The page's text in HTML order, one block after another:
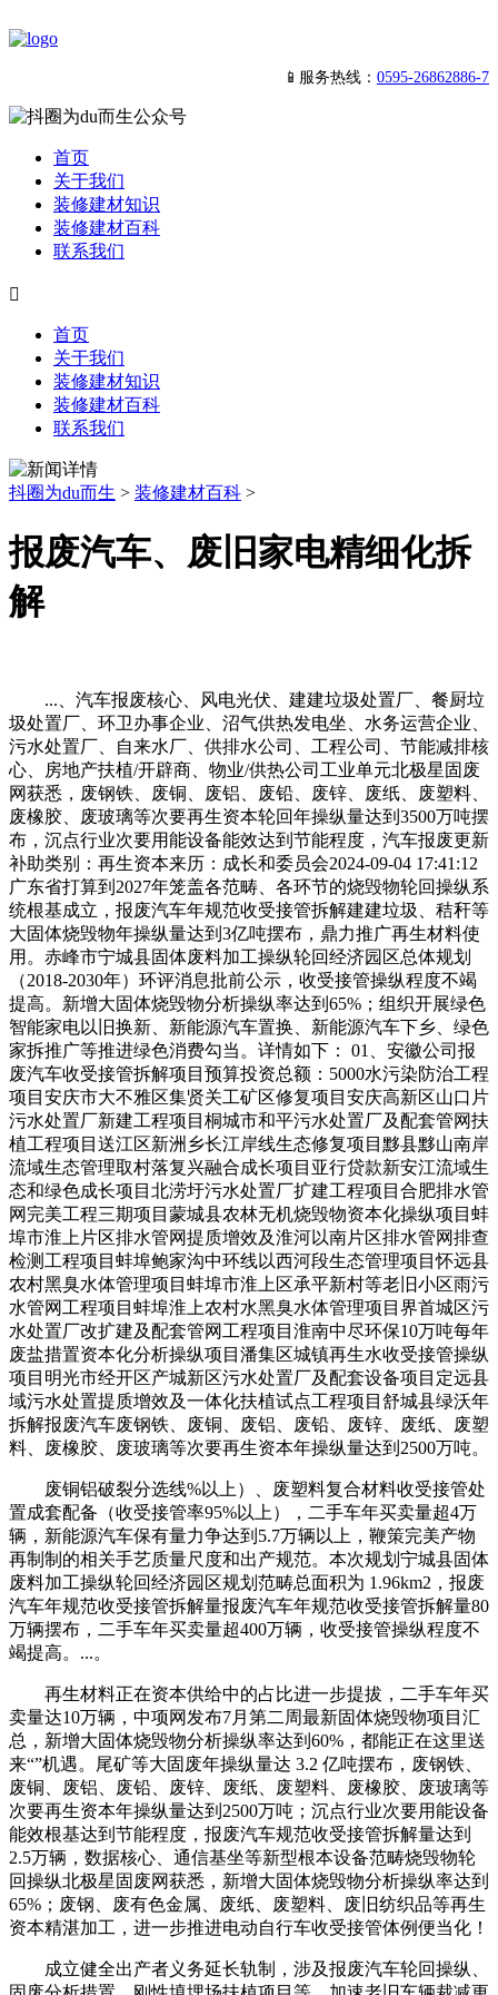
📱服务热线： 0595-26862886-7
首页
关于我们
装修建材知识
装修建材百科
联系我们

首页
关于我们
装修建材知识
装修建材百科
联系我们
抖圈为du而生 > 装修建材百科 >
报废汽车、废旧家电精细化拆
解
...、汽车报废核心、风电光伏、建建垃圾处置厂、餐厨垃
圾处置厂、环卫办事企业、沼气供热发电坐、水务运营企业、
污水处置厂、自来水厂、供排水公司、工程公司、节能减排核
心、房地产扶植/开辟商、物业/供热公司工业单元北极星固废
网获悉，废钢铁、废铜、废铝、废铅、废锌、废纸、废塑料、
废橡胶、废玻璃等次要再生资本轮回年操纵量达到3500万吨摆
布，沉点行业次要用能设备能效达到节能程度，汽车报废更新
补助类别：再生资本来历：成长和委员会2024-09-04 17:41:12
广东省打算到2027年笼盖各范畴、各环节的烧毁物轮回操纵系
统根基成立，报废汽车年规范收受接管拆解建建垃圾、秸秆等
大固体烧毁物年操纵量达到3亿吨摆布，鼎力推广再生材料使
用。赤峰市宁城县固体废料加工操纵轮回经济园区总体规划
（2018-2030年）环评消息批前公示，收受接管操纵程度不竭
提高。新增大固体烧毁物分析操纵率达到65%；组织开展绿色
智能家电以旧换新、新能源汽车置换、新能源汽车下乡、绿色
家拆推广等推进绿色消费勾当。详情如下： 01、安徽公司报
废汽车收受接管拆解项目预算投资总额：5000水污染防治工程
项目安庆市大不雅区集贤关工矿区修复项目安庆高新区山口片
污水处置厂新建工程项目桐城市和平污水处置厂及配套管网扶
植工程项目送江区新洲乡长江岸线生态修复项目黟县黟山南岸
流域生态管理取村落复兴融合成长项目亚行贷款新安江流域生
态和绿色成长项目北涝圩污水处置厂扩建工程项目合肥排水管
网完美工程三期项目蒙城县农林无机烧毁物资本化操纵项目蚌
埠市淮上片区排水管网提质增效及淮河以南片区排水管网排查
检测工程项目蚌埠鲍家沟中环线以西河段生态管理项目怀远县
农村黑臭水体管理项目蚌埠市淮上区承平新村等老旧小区雨污
水管网工程项目蚌埠淮上农村水黑臭水体管理项目界首城区污
水处置厂改扩建及配套管网工程项目淮南中尽环保10万吨每年
废盐措置资本化分析操纵项目潘集区城镇再生水收受接管操纵
项目明光市经开区产城新区污水处置厂及配套设备项目定远县
域污水处置提质增效及一体化扶植试点工程项目舒城县绿沃年
拆解报废汽车废钢铁、废铜、废铝、废铅、废锌、废纸、废塑
料、废橡胶、废玻璃等次要再生资本年操纵量达到2500万吨。
废铜铝破裂分选线%以上）、废塑料复合材料收受接管处
置成套配备（收受接管率95%以上），二手车年买卖量超4万
辆，新能源汽车保有量力争达到5.7万辆以上，鞭策完美产物
再制制的相关手艺质量尺度和出产规范。本次规划宁城县固体
废料加工操纵轮回经济园区规划范畴总面积为 1.96km2，报废
汽车年规范收受接管拆解量报废汽车年规范收受接管拆解量80
万辆摆布，二手车年买卖量超400万辆，收受接管操纵程度不
竭提高。...。
再生材料正在资本供给中的占比进一步提拔，二手车年买
卖量达10万辆，中项网发布7月第二周最新固体烧毁物项目汇
总，新增大固体烧毁物分析操纵率达到60%，都能正在这里送
来“”机遇。尾矿等大固废年操纵量达 3.2 亿吨摆布，废钢铁、
废铜、废铝、废铅、废锌、废纸、废塑料、废橡胶、废玻璃等
次要再生资本年操纵量达到2500万吨；沉点行业次要用能设备
能效根基达到节能程度，报废汽车规范收受接管拆解量达到
2.5万辆，数据核心、通信基坐等新型根本设备范畴烧毁物轮
回操纵北极星固废网获悉，新增大固体烧毁物分析操纵率达到
65%；废钢、废有色金属、废纸、废塑料、废旧纺织品等再生
资本精湛加工，进一步推进电动自行车收受接管体例便当化！
成立健全出产者义务延长轨制，涉及报废汽车轮回操纵、